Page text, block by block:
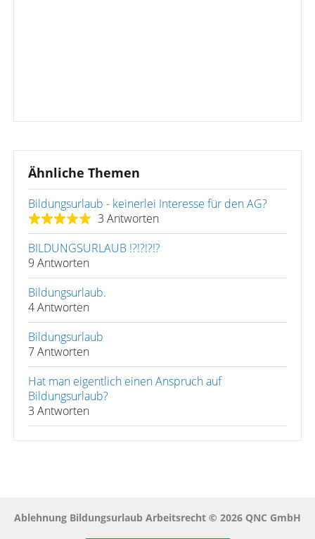
Ähnliche Themen
Bildungsurlaub - keinerlei Interesse für den AG?
3 Antworten
BILDUNGSURLAUB !?!?!?!?
9 Antworten
Bildungsurlaub.
4 Antworten
Bildungsurlaub
7 Antworten
Hat man eigentlich einen Anspruch auf
Bildungsurlaub?
3 Antworten
Ablehnung Bildungsurlaub Arbeitsrecht © 2026 QNC GmbH